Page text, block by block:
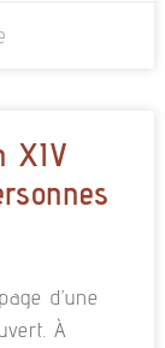
XIV
d’une
À